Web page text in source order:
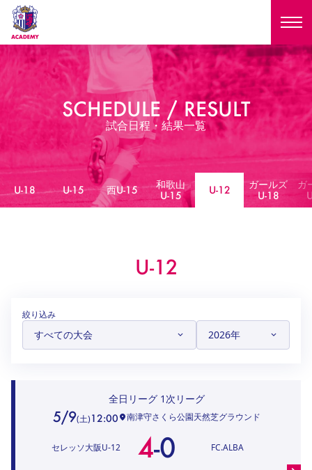
ニュース
NEWS
ニュース
U-18 U-15
試合日程
MATCH
試合日程
和歌山U-15
ガールズU-15
選手
PLAYERS
U-15
ガールズU-18
スタッフ
ハナサカクラブ
SCHEDULE / RESULT
試合日程・結果一覧
U-18 U-15 西U-15
和歌山
U-15
U-12
ガールズ
U-18
ガ
U-12
絞り込み
全日リーグ 1次リーグ
5/9(土)12:00 南津守さくら公園天然芝グラウンド
セレッソ大阪U-12 4-0 FC.ALBA